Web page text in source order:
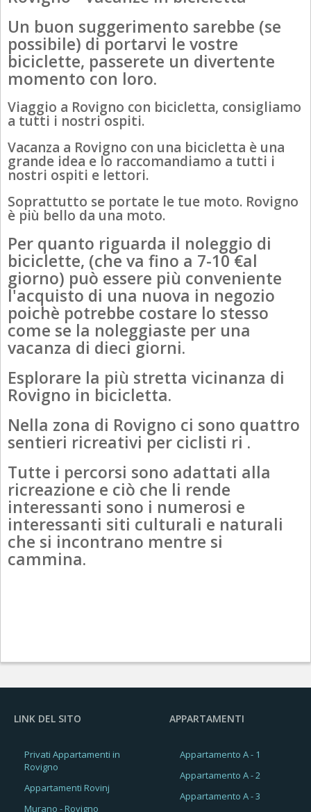
Un buon suggerimento sarebbe (se
possibile) di portarvi le vostre
biciclette, passerete un divertente
momento con loro.
Viaggio a Rovigno con bicicletta, consigliamo
a tutti i nostri ospiti.
Vacanza a Rovigno con una bicicletta è una
grande idea e lo raccomandiamo a tutti i
nostri ospiti e lettori.
Soprattutto se portate le tue moto. Rovigno
è più bello da una moto.
Per quanto riguarda il noleggio di
biciclette, (che va fino a 7-10 €al
giorno) può essere più conveniente
l'acquisto di una nuova in negozio
poichè potrebbe costare lo stesso
come se la noleggiaste per una
vacanza di dieci giorni.
Esplorare la più stretta vicinanza di
Rovigno in bicicletta.
Nella zona di Rovigno ci sono quattro
sentieri ricreativi per ciclisti ri .
Tutte i percorsi sono adattati alla
ricreazione e ciò che li rende
interessanti sono i numerosi e
interessanti siti culturali e naturali
che si incontrano mentre si
cammina.
LINK DEL SITO
Privati Appartamenti in
Rovigno
Appartamenti Rovinj
Murano - Rovigno
APPARTAMENTI
Appartamento A - 1
Appartamento A - 2
Appartamento A - 3